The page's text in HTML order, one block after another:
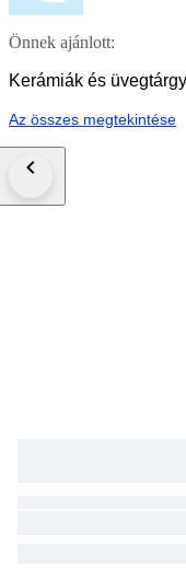
Önnek ajánlott:
Kerámiák és
Az összes megtekintése